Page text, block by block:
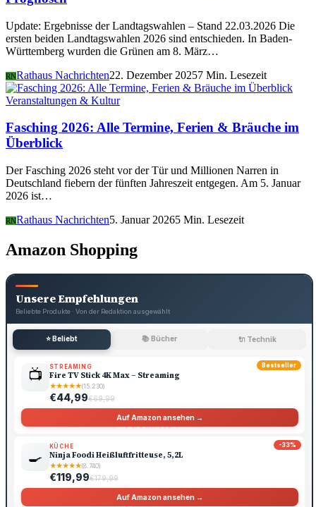
Update: Ergebnisse der Landtagswahlen – Stand 22.03.2026 Die
ersten beiden Landtagswahlen 2026 sind entschieden. In Baden-
Württemberg wurden die Grünen am 8. März…
RNRathaus Nachrichten22. Dezember 20257 Min. Lesezeit
Veranstaltungen & Kultur
Fasching 2026: Alle Termine, Ferien & Bräuche im
Überblick
Der Fasching 2026 steht vor der Tür und Millionen Narren in
Deutschland fiebern der fünften Jahreszeit entgegen. Am 5. Januar
2026 ist…
RNRathaus Nachrichten5. Januar 20265 Min. Lesezeit
Amazon Shopping
Unsere Empfehlungen
Beliebte Produkte · Von der Redaktion ausgewählt
⭐ Beliebt 📚 Bücher 🔌 Technik
Bestseller
📺 STREAMING
Fire TV Stick 4K Max – Streaming
★★★★★(15.230)
€44,99€69,99
Auf Amazon ansehen →
-33%
🍳
KÜCHE
Ninja Foodi Heißluftfritteuse, 5,2L
★★★★★(8.740)
€119,99€179,99
Auf Amazon ansehen →